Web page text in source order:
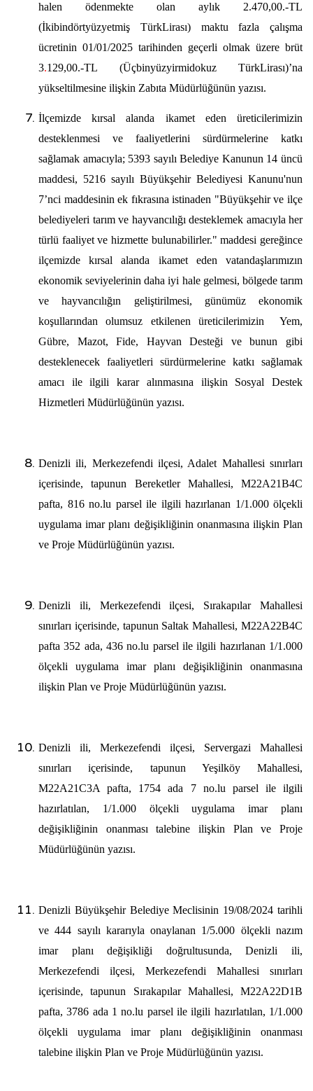
halen ödenmekte olan aylık 2.470,00.-TL
(İkibindörtyüzyetmiş TürkLirası) maktu fazla çalışma
ücretinin 01/01/2025 tarihinden geçerli olmak üzere brüt
3.129,00.-TL (Üçbinyüzyirmidokuz TürkLirası)’na
yükseltilmesine ilişkin Zabıta Müdürlüğünün yazısı.
İlçemizde kırsal alanda ikamet eden üreticilerimizin
desteklenmesi ve faaliyetlerini sürdürmelerine katkı
sağlamak amacıyla; 5393 sayılı Belediye Kanunun 14 üncü
maddesi, 5216 sayılı Büyükşehir Belediyesi Kanunu'nun
7’nci maddesinin ek fıkrasına istinaden "Büyükşehir ve ilçe
belediyeleri tarım ve hayvancılığı desteklemek amacıyla her
türlü faaliyet ve hizmette bulunabilirler." maddesi gereğince
ilçemizde kırsal alanda ikamet eden vatandaşlarımızın
ekonomik seviyelerinin daha iyi hale gelmesi, bölgede tarım
ve hayvancılığın geliştirilmesi, günümüz ekonomik
koşullarından olumsuz etkilenen üreticilerimizin Yem,
Gübre, Mazot, Fide, Hayvan Desteği ve bunun gibi
desteklenecek faaliyetleri sürdürmelerine katkı sağlamak
amacı ile ilgili karar alınmasına ilişkin Sosyal Destek
Hizmetleri Müdürlüğünün yazısı.
Denizli ili, Merkezefendi ilçesi, Adalet Mahallesi sınırları
içerisinde, tapunun Bereketler Mahallesi, M22A21B4C
pafta, 816 no.lu parsel ile ilgili hazırlanan 1/1.000 ölçekli
uygulama imar planı değişikliğinin onanmasına ilişkin Plan
ve Proje Müdürlüğünün yazısı.
Denizli ili, Merkezefendi ilçesi, Sırakapılar Mahallesi
sınırları içerisinde, tapunun Saltak Mahallesi, M22A22B4C
pafta 352 ada, 436 no.lu parsel ile ilgili hazırlanan 1/1.000
ölçekli uygulama imar planı değişikliğinin onanmasına
ilişkin Plan ve Proje Müdürlüğünün yazısı.
Denizli ili, Merkezefendi ilçesi, Servergazi Mahallesi
sınırları içerisinde, tapunun Yeşilköy Mahallesi,
M22A21C3A pafta, 1754 ada 7 no.lu parsel ile ilgili
hazırlatılan, 1/1.000 ölçekli uygulama imar planı
değişikliğinin onanması talebine ilişkin Plan ve Proje
Müdürlüğünün yazısı.
Denizli Büyükşehir Belediye Meclisinin 19/08/2024 tarihli
ve 444 sayılı kararıyla onaylanan 1/5.000 ölçekli nazım
imar planı değişikliği doğrultusunda, Denizli ili,
Merkezefendi ilçesi, Merkezefendi Mahallesi sınırları
içerisinde, tapunun Sırakapılar Mahallesi, M22A22D1B
pafta, 3786 ada 1 no.lu parsel ile ilgili hazırlatılan, 1/1.000
ölçekli uygulama imar planı değişikliğinin onanması
talebine ilişkin Plan ve Proje Müdürlüğünün yazısı.